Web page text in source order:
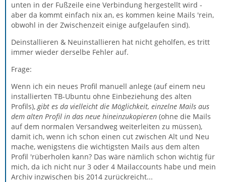
unten in der Fußzeile eine Verbindung hergestellt wird -
aber da kommt einfach nix an, es kommen keine Mails 'rein,
obwohl in der Zwischenzeit einige aufgelaufen sind).
Deinstallieren & Neuinstallieren hat nicht geholfen, es tritt
immer wieder derselbe Fehler auf.
Frage:
Wenn ich ein neues Profil manuell anlege (auf einem neu
installierten TB-Ubuntu ohne Einbeziehung des alten
Profils), gibt es da vielleicht die Möglichkeit, einzelne Mails aus
dem alten Profil in das neue hineinzukopieren (ohne die Mails
auf dem normalen Versandweg weiterleiten zu müssen),
damit ich, wenn ich schon einen cut zwischen Alt und Neu
mache, wenigstens die wichtigsten Mails aus dem alten
Profil 'rüberholen kann? Das wäre nämlich schon wichtig für
mich, da ich nicht nur 3 oder 4 Mailaccounts habe und mein
Archiv inzwischen bis 2014 zurückreicht...